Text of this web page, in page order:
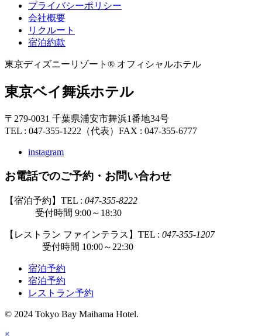
プライバシーポリシー
会社概要
リクルート
宿泊約款
東京ディズニーリゾート® オフィシャルホテル
東京ベイ舞浜ホテル
〒279-0031 千葉県浦安市舞浜1番地34号
TEL : 047-355-1222（代表） FAX : 047-355-6777
instagram
お電話でのご予約・お問い合わせ
【宿泊予約】TEL : 047-355-8222
受付時間 9:00～18:30
【レストラン ファインテラス】TEL : 047-355-1207
受付時間 10:00～22:30
宿泊予約
宿泊予約
レストラン予約
© 2024 Tokyo Bay Maihama Hotel.
×